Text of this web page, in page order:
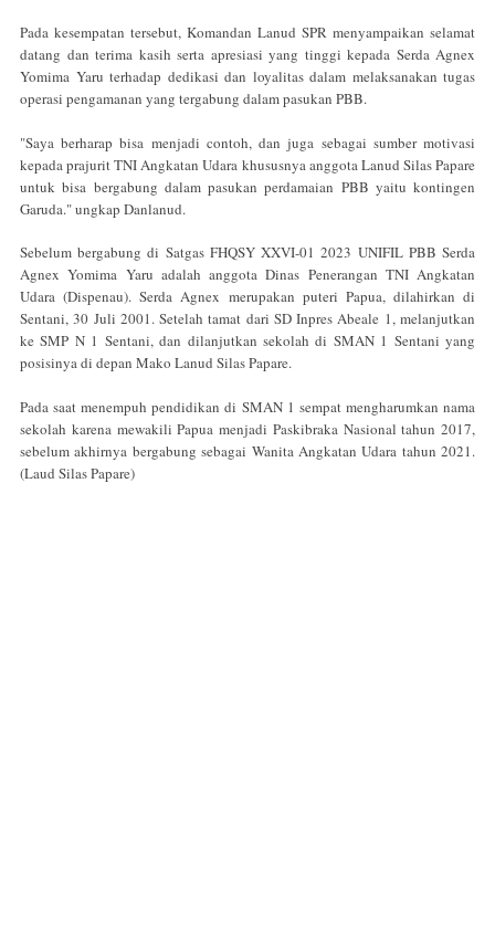
Pada kesempatan tersebut, Komandan Lanud SPR menyampaikan selamat
datang dan terima kasih serta apresiasi yang tinggi kepada Serda Agnex
Yomima Yaru terhadap dedikasi dan loyalitas dalam melaksanakan tugas
operasi pengamanan yang tergabung dalam pasukan PBB.
"Saya berharap bisa menjadi contoh, dan juga sebagai sumber motivasi
kepada prajurit TNI Angkatan Udara khususnya anggota Lanud Silas Papare
untuk bisa bergabung dalam pasukan perdamaian PBB yaitu kontingen
Garuda." ungkap Danlanud.
Sebelum bergabung di Satgas FHQSY XXVI-01 2023 UNIFIL PBB Serda
Agnex Yomima Yaru adalah anggota Dinas Penerangan TNI Angkatan
Udara (Dispenau). Serda Agnex merupakan puteri Papua, dilahirkan di
Sentani, 30 Juli 2001. Setelah tamat dari SD Inpres Abeale 1, melanjutkan
ke SMP N 1 Sentani, dan dilanjutkan sekolah di SMAN 1 Sentani yang
posisinya di depan Mako Lanud Silas Papare.
Pada saat menempuh pendidikan di SMAN 1 sempat mengharumkan nama
sekolah karena mewakili Papua menjadi Paskibraka Nasional tahun 2017,
sebelum akhirnya bergabung sebagai Wanita Angkatan Udara tahun 2021.
(Laud Silas Papare)